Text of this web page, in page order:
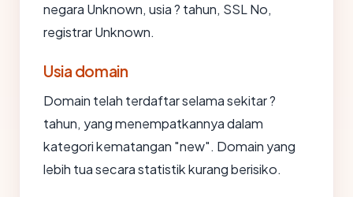
negara Unknown, usia ? tahun, SSL No,
registrar Unknown.
Usia domain
Domain telah terdaftar selama sekitar ?
tahun, yang menempatkannya dalam
kategori kematangan "new". Domain yang
lebih tua secara statistik kurang berisiko.